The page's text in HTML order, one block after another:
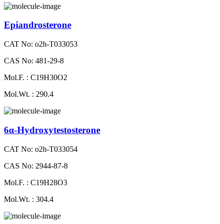
Epiandrosterone
CAT No: o2h-T033053
CAS No: 481-29-8
Mol.F. : C19H30O2
Mol.Wt. : 290.4
6α-Hydroxytestosterone
CAT No: o2h-T033054
CAS No: 2944-87-8
Mol.F. : C19H28O3
Mol.Wt. : 304.4